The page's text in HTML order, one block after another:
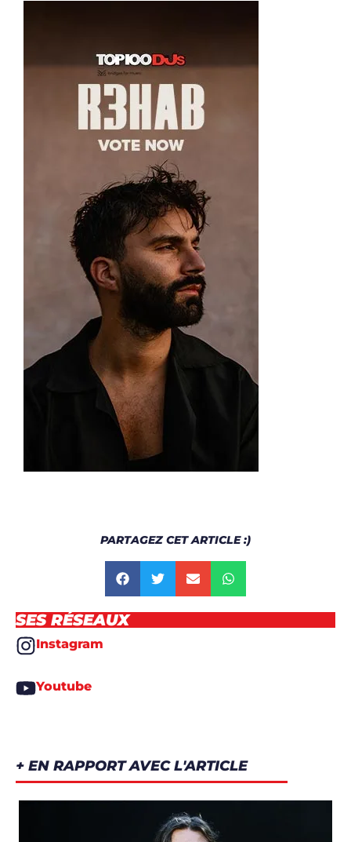
PARTAGEZ CET ARTICLE :)
SES RÉSEAUX
Instagram
Youtube
+ EN RAPPORT AVEC L'ARTICLE